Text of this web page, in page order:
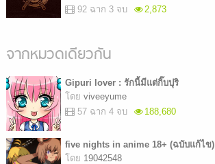
92 ฉาก 3 จบ
2,873
จากหมวดเดียวกัน
Gipuri lover : รักนี้มีแต่กิ๊บปุริ
โดย viveeyume
57 ฉาก 4 จบ
188,680
five nights in anime 18+ (ฉบับแก้ไข)
โดย 19042548